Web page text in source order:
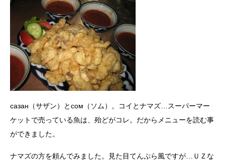
сазан（サザン）とсом（ソム）。コイとナマズ…スーパーマー
ケットで売っている魚は、殆どがコレ。だからメニューを読む事
ができました。
ナマズの方を頼んでみました。見た目てんぷら風ですが…ＵＺな